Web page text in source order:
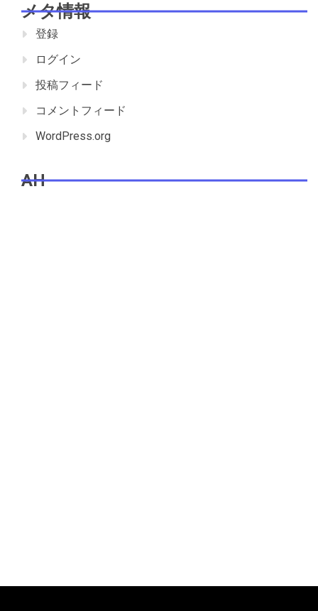
メタ情報
登録
ログイン
投稿フィード
コメントフィード
WordPress.org
AH